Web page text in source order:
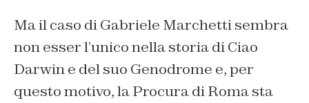
Ma il caso di Gabriele Marchetti sembra
non esser l’unico nella storia di Ciao
Darwin e del suo Genodrome e, per
questo motivo, la Procura di Roma sta